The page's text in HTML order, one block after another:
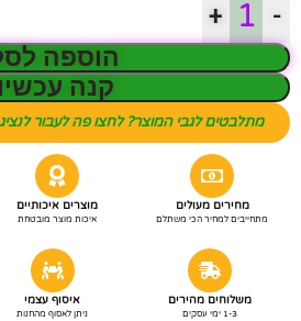
-
+
הוספה
קנה עכשיו
מתלבטים לגבי המוצר? לחצו פה לעבור
מחירים מעולים
מתחייבים למחיר הכי משתלם
מוצרים איכותיים
איכות מוצר מובטחת
משלוחים מהירים
1-3 ימי עסקים
איסוף עצמי
ניתן לאסוף מהחנות